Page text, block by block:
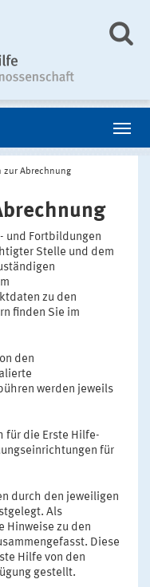
zur Abrechnung
und Fortbildungen
Stelle und dem
zu den
finden Sie im
den
werden jeweils
für die Erste Hilfe-
für
durch den jeweiligen
Als
Hinweise zu den
Diese
Hilfe von den
gestellt.